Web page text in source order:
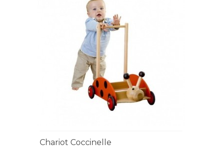
Chariot Coccinelle